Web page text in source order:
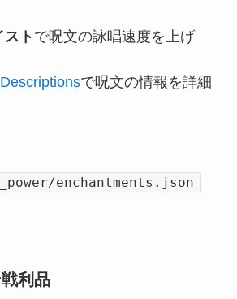
ストで呪文の詠唱速度を上げ
で呪文の情報を詳細
enchantments.json
利品